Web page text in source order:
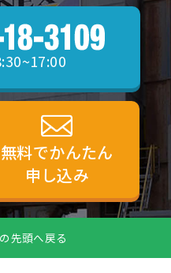
無料でかんたん
申し込み
先頭へ戻る